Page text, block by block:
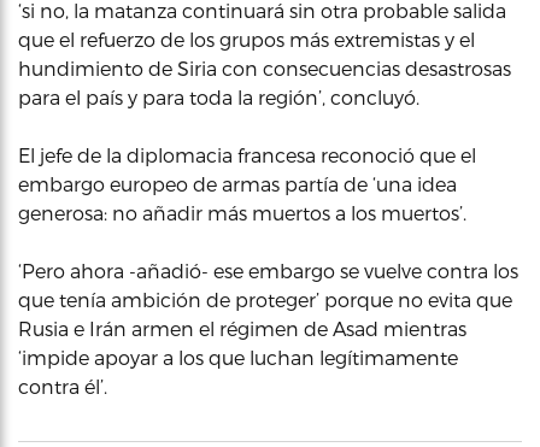
‘si no, la matanza continuará sin otra probable salida
que el refuerzo de los grupos más extremistas y el
hundimiento de Siria con consecuencias desastrosas
para el país y para toda la región’, concluyó.
El jefe de la diplomacia francesa reconoció que el
embargo europeo de armas partía de ‘una idea
generosa: no añadir más muertos a los muertos’.
‘Pero ahora -añadió- ese embargo se vuelve contra los
que tenía ambición de proteger’ porque no evita que
Rusia e Irán armen el régimen de Asad mientras
‘impide apoyar a los que luchan legítimamente
contra él’.